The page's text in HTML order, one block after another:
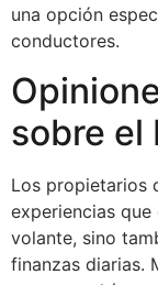
una opción
conductores.
sobre el
Los propietarios
experiencias
volante, sino
finanzas diarias.